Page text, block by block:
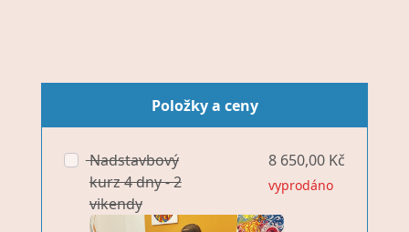
Položky a ceny
Nadstavbový
kurz 4 dny - 2
vikendy
vyprodáno
8 650,00 Kč